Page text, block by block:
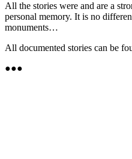
All the stories were and are a
personal memory. It is no
monuments…
All documented stories can be
●●●